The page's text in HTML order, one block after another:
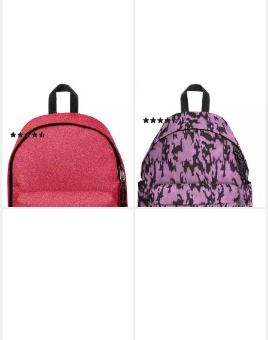
Freizeitrucksack Out Of
Office
(87)
38,99 € UVP67,00 €
-42%
lieferbar - in 2-3 Werktagen bei dir
+28
Freizeitrucksack Day Pak'r
(2)
42,89 € UVP60,00 €
-29%
lieferbar in 3 Wochen
+4